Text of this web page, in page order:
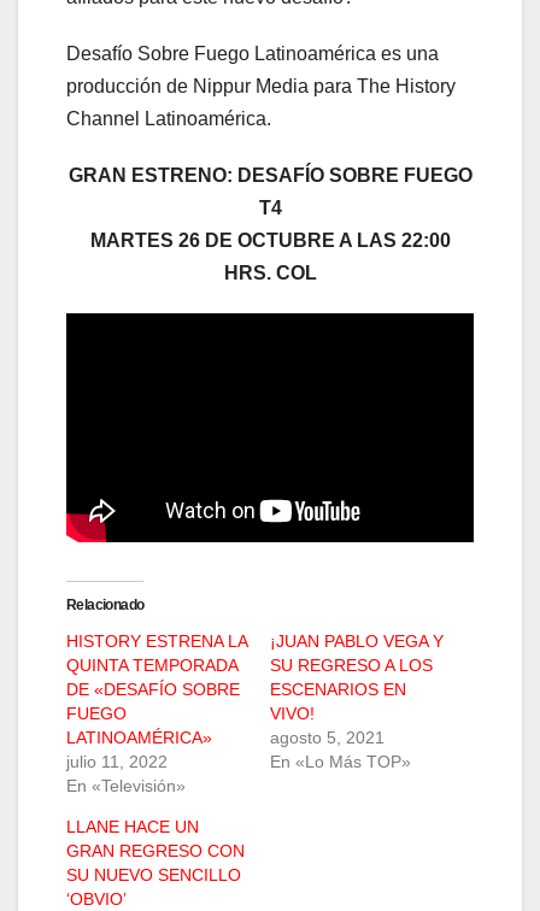
Desafío Sobre Fuego Latinoamérica es una
producción de Nippur Media para The History
Channel Latinoamérica.
GRAN ESTRENO: DESAFÍO SOBRE FUEGO
T4
MARTES 26 DE OCTUBRE A LAS 22:00
HRS. COL
Relacionado
HISTORY ESTRENA LA
QUINTA TEMPORADA
DE «DESAFÍO SOBRE
FUEGO
LATINOAMÉRICA»
julio 11, 2022
En «Televisión»
¡JUAN PABLO VEGA Y
SU REGRESO A LOS
ESCENARIOS EN
VIVO!
agosto 5, 2021
En «Lo Más TOP»
LLANE HACE UN
GRAN REGRESO CON
SU NUEVO SENCILLO
‘OBVIO’